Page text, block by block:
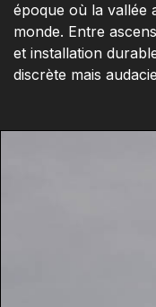
époque où la vallée
monde. Entre
et installation
discrète mais